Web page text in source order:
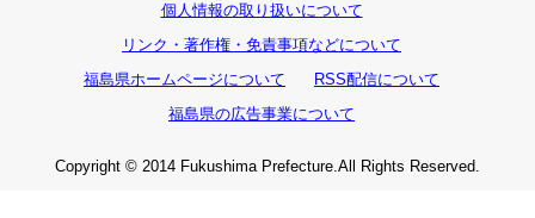
個人情報の取り扱いについて
リンク・著作権・免責事項などについて
福島県ホームページについて
RSS配信について
福島県の広告事業について
Copyright © 2014 Fukushima Prefecture.All Rights Reserved.